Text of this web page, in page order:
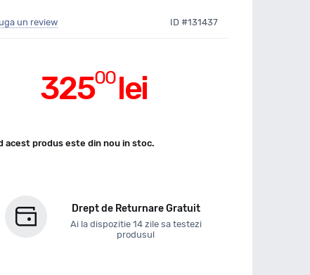
un review ID #131437
32500lei
acest produs este din nou in stoc.
Drept de Returnare Gratuit
Ai la dispozitie 14 zile sa testezi
produsul